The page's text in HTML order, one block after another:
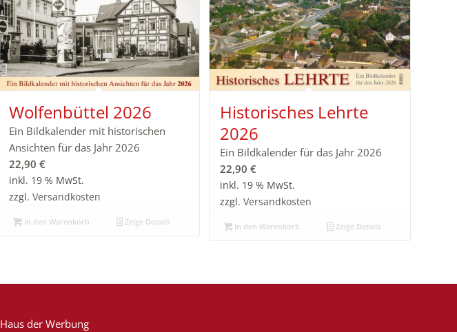
Wolfenbüttel 2026
Ein Bildkalender mit historischen
Ansichten für das Jahr 2026
22,90€
inkl. 19 % MwSt.
zzgl.Versandkosten
In den Warenkorb Zeige Details
Historisches Lehrte
2026
Ein Bildkalender für das Jahr 2026
22,90 €
inkl. 19 % MwSt.
zzgl. Versandkosten
In den Warenkorb Zeige Details
Haus der Werbung